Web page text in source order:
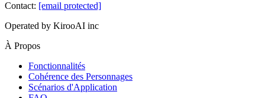
Contact: [email protected]
Operated by KirooAI inc
À Propos
Fonctionnalités
Cohérence des Personnages
Scénarios d'Application